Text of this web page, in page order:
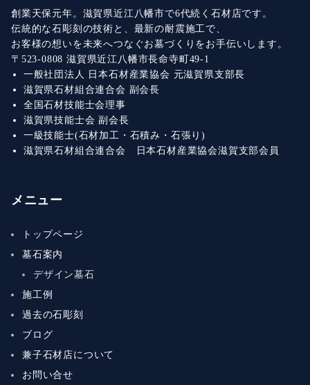
創業天保元年。滋賀県近江八幡市で6代続く石材店です。
伝統的な石彫刻の技術と、最新の耐震施工で、
お客様の想いを未来へつなぐお墓づくりをお手伝いします。
〒523-0808 滋賀県近江八幡市長命寺町49-1
一般社団法人 日本石材産業協会 元滋賀県支部長
滋賀県石材組合連合会 副会長
全国石材技能士会理事
滋賀県技能士会 副会長
一級技能士(石材加工・石積み・石張り)
滋賀県石材組合連合会 日本石材産業協会滋賀支部会員
メニュー
トップページ
墓石案内
デザイン墓石
施工例
過去の石彫刻
ブログ
兼子石材店について
お問い合せ